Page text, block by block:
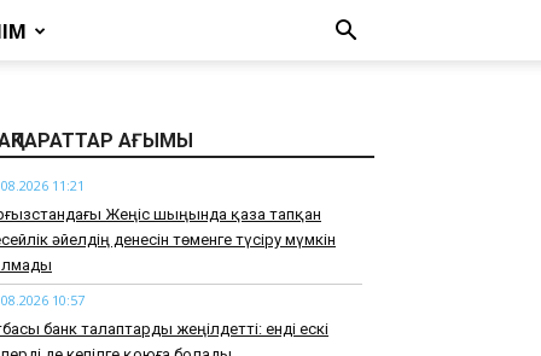
АҒЫМЫ
11:21
Жеңіс шыңында қаза тапқан
әйелдің денесін төменге түсіру мүмкін
10:57
банк талаптарды жеңілдетті: енді ескі